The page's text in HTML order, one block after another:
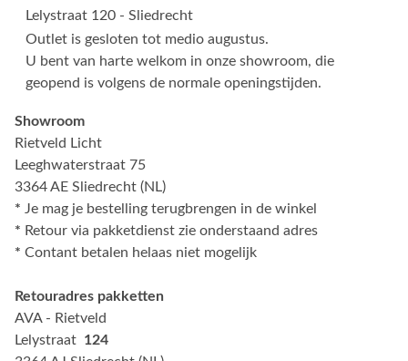
Lelystraat 120 - Sliedrecht
Outlet is gesloten tot medio augustus.
U bent van harte welkom in onze showroom, die
geopend is volgens de normale openingstijden.
Showroom
Rietveld Licht
Leeghwaterstraat 75
3364 AE Sliedrecht (NL)
* Je mag je bestelling terugbrengen in de winkel
* Retour via pakketdienst zie onderstaand adres
* Contant betalen helaas niet mogelijk
Retouradres pakketten
AVA - Rietveld
Lelystraat 124